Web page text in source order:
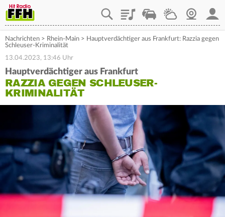
PlaylistStaupilotWetterWebcam
Nachrichten > Rhein-Main > Hauptverdächtiger aus Frankfurt: Razzia gegen
Schleuser-Kriminalität
13.04.2023, 13:46 Uhr
Hauptverdächtiger aus Frankfurt
RAZZIA GEGEN SCHLEUSER-
KRIMINALITÄT